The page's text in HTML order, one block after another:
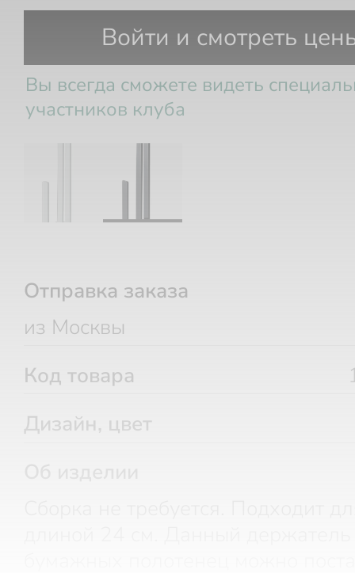
Войти и смотреть
Вы всегда сможете видеть
участников клуба
Отправка заказа
из Москвы
Код товара
Дизайн, цвет